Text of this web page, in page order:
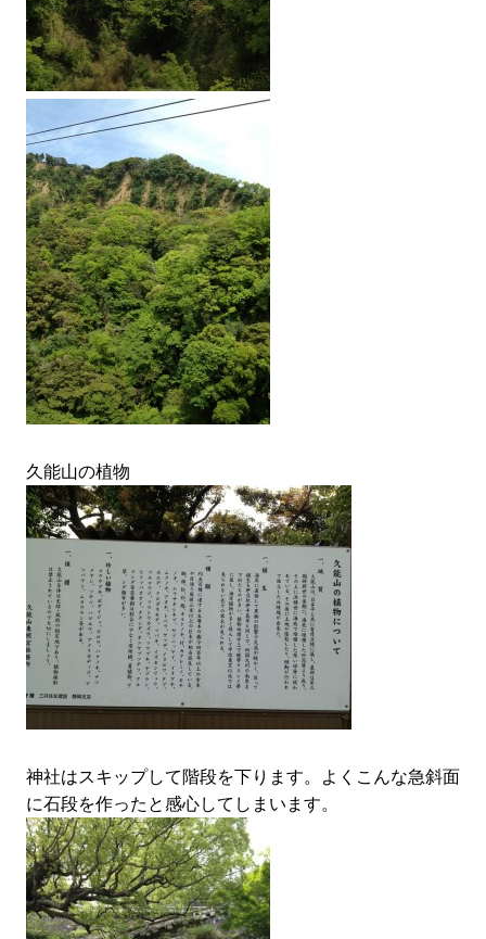
久能山の植物
神社はスキップして階段を下ります。よくこんな急斜面
に石段を作ったと感心してしまいます。